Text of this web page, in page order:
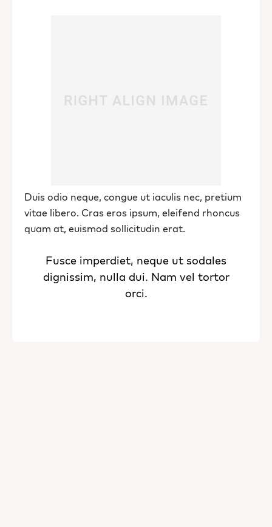
Duis odio neque, congue ut iaculis nec, pretium
vitae libero. Cras eros ipsum, eleifend rhoncus
quam at, euismod sollicitudin erat.
Fusce imperdiet, neque ut sodales
dignissim, nulla dui. Nam vel tortor
orci.